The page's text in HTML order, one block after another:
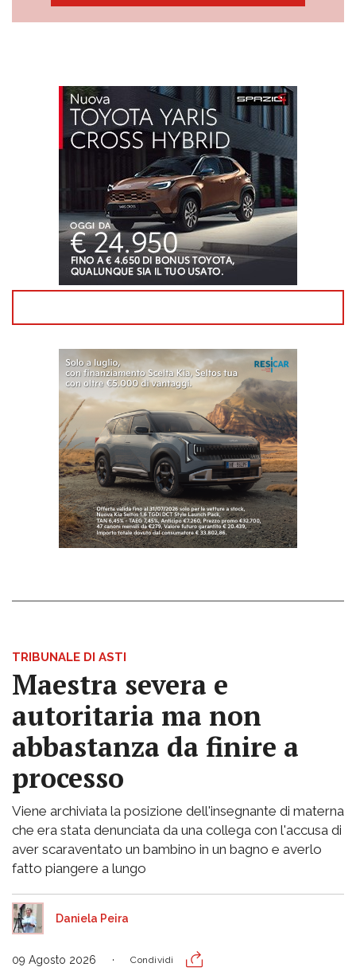
TRIBUNALE DI ASTI
Maestra severa e
autoritaria ma non
abbastanza da finire a
processo
Viene archiviata la posizione dell'insegnante di materna
che era stata denunciata da una collega con l'accusa di
aver scaraventato un bambino in un bagno e averlo
fatto piangere a lungo
Daniela Peira
09 Agosto 2026 Condividi